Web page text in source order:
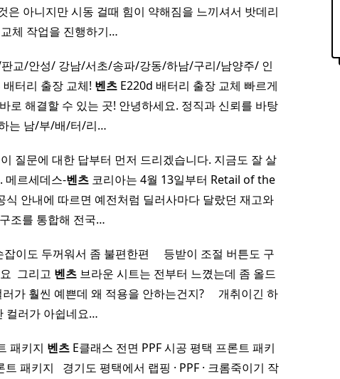
은 아니지만 시동 걸때 힘이 약해짐을 느끼셔서 밧데리
체 작업을 진행하기…
교/안성/ 강남/서초/송파/강동/하남/구리/남양주/ 인
터리 출장 교체! 벤츠E220d 배터리 출장 교체 빠르게
로 해결할 수 있는 곳! 안녕하세요. 정직과 신뢰를 바탕
는 남/부/배/터/리…
질문에 대한 답부터 먼저 드리겠습니다. 지금도 잘 살
메르세데스-벤츠 코리아는 4월 13일부터 Retail of the
안내에 따르면 예전처럼 딜러사마다 달랐던 재고와
조를 통합해 전국…
이도 두꺼워서 좀 불편한편 ​ ​ ​ ​ 등받이 조절 버튼도 구
그리고 벤츠브라운 시트는 전부터 느꼈는데 좀 올드
가 훨씬 예쁜데 왜 적용을 안하는건지? ​ ​ ​ ​ 개취이긴 하
컬러가 아쉽네요…
패키지 벤츠E클래스 전면 PPF 시공 평택 프론트 패키
패키지 ​ ​ 경기도 평택에서 랩핑 · PPF · 크롬죽이기 작